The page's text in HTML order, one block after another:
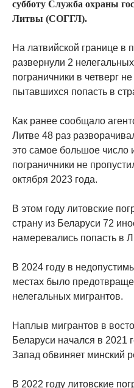
субботу Служба охраны
Литвы (СОГГЛ).
На латвийской границе в
развернули 2
пограничники в четверг
пытавшихся попасть в
Как ранее сообщало
Литве 48 раз
это самое большое число
пограничники не
октября 2023 года.
В этом году литовские
страну из Беларуси 72
намеревались попасть в
В 2024 году в
местах было
нелегальных мигрантов.
Наплыв мигрантов в
Беларуси начался в 2021
Запад обвиняет минский
В 2022 году литовские